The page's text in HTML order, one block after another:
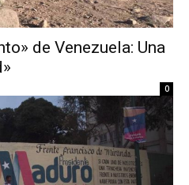
de Venezuela: Una
0